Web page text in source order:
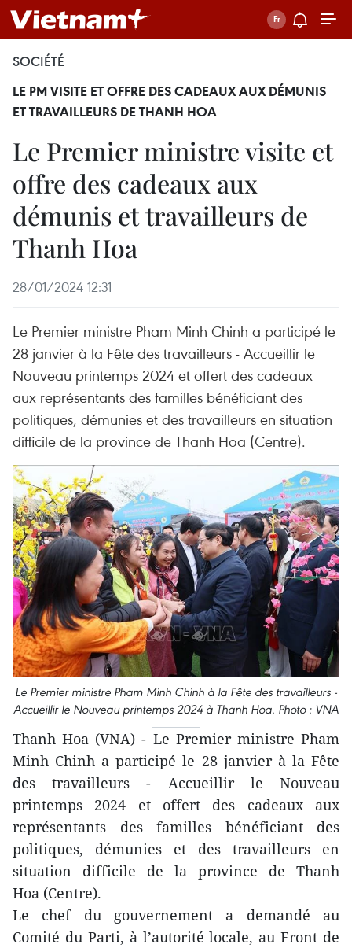
SOCIÉTÉ
LE PM VISITE ET OFFRE DES CADEAUX AUX DÉMUNIS
ET TRAVAILLEURS DE THANH HOA
Le Premier ministre visite et
offre des cadeaux aux
démunis et travailleurs de
Thanh Hoa
28/01/2024 12:31
Le Premier ministre Pham Minh Chinh a participé le
28 janvier à la Fête des travailleurs - Accueillir le
Nouveau printemps 2024 et offert des cadeaux
aux représentants des familles bénéficiant des
politiques, démunies et des travailleurs en situation
difficile de la province de Thanh Hoa (Centre).
Le Premier ministre Pham Minh Chinh à la Fête des travailleurs -
Accueillir le Nouveau printemps 2024 à Thanh Hoa. Photo : VNA
Thanh Hoa (VNA) - Le Premier ministre Pham
Minh Chinh a participé le 28 janvier à la Fête
des travailleurs - Accueillir le Nouveau
printemps 2024 et offert des cadeaux aux
représentants des familles bénéficiant des
politiques, démunies et des travailleurs en
situation difficile de la province de Thanh
Hoa (Centre).
Le chef du gouvernement a demandé au
Comité du Parti, à l’autorité locale, au Front de